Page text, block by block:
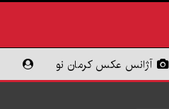
آژانس عکس کرمان نو